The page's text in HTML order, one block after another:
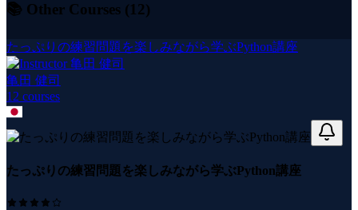
📚 Other Courses (12)
たっぷりの練習問題を楽しみながら学ぶPython講座
亀田 健司
12 courses
たっぷりの練習問題を楽しみながら学ぶPython講座